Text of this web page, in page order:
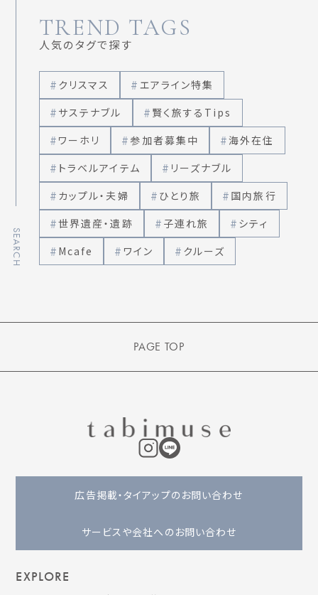
SEARCH
TREND TAGS
人気のタグで探す
クリスマス
エアライン特集
サステナブル
賢く旅するTips
ワーホリ
参加者募集中
海外在住
トラベルアイテム
リーズナブル
カップル・夫婦
ひとり旅
国内旅行
世界遺産・遺跡
子連れ旅
シティ
Mcafe
ワイン クルーズ
PAGE TOP
広告掲載・タイアップのお問い合わせ
サービスや会社へのお問い合わせ
EXPLORE